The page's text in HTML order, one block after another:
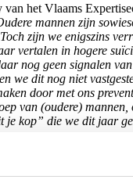
het Vlaams
mannen zijn
zijn we enigszins
vertalen in hogere
nog geen signalen
we dit nog niet
door met ons
van (oudere) mannen,
je kop” die we dit jaar
sterftecijfers vormen
in het
actieplan